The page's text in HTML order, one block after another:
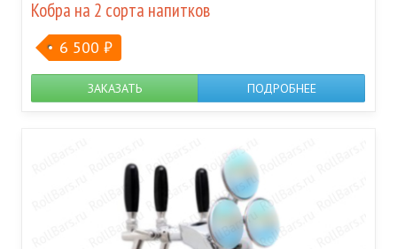
Кобра на 2 сорта напитков
6 500 ₽
ЗАКАЗАТЬ ПОДРОБНЕЕ